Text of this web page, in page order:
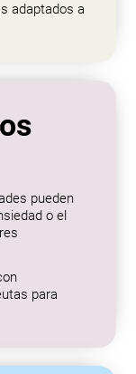
adaptados a
pueden
o el
para